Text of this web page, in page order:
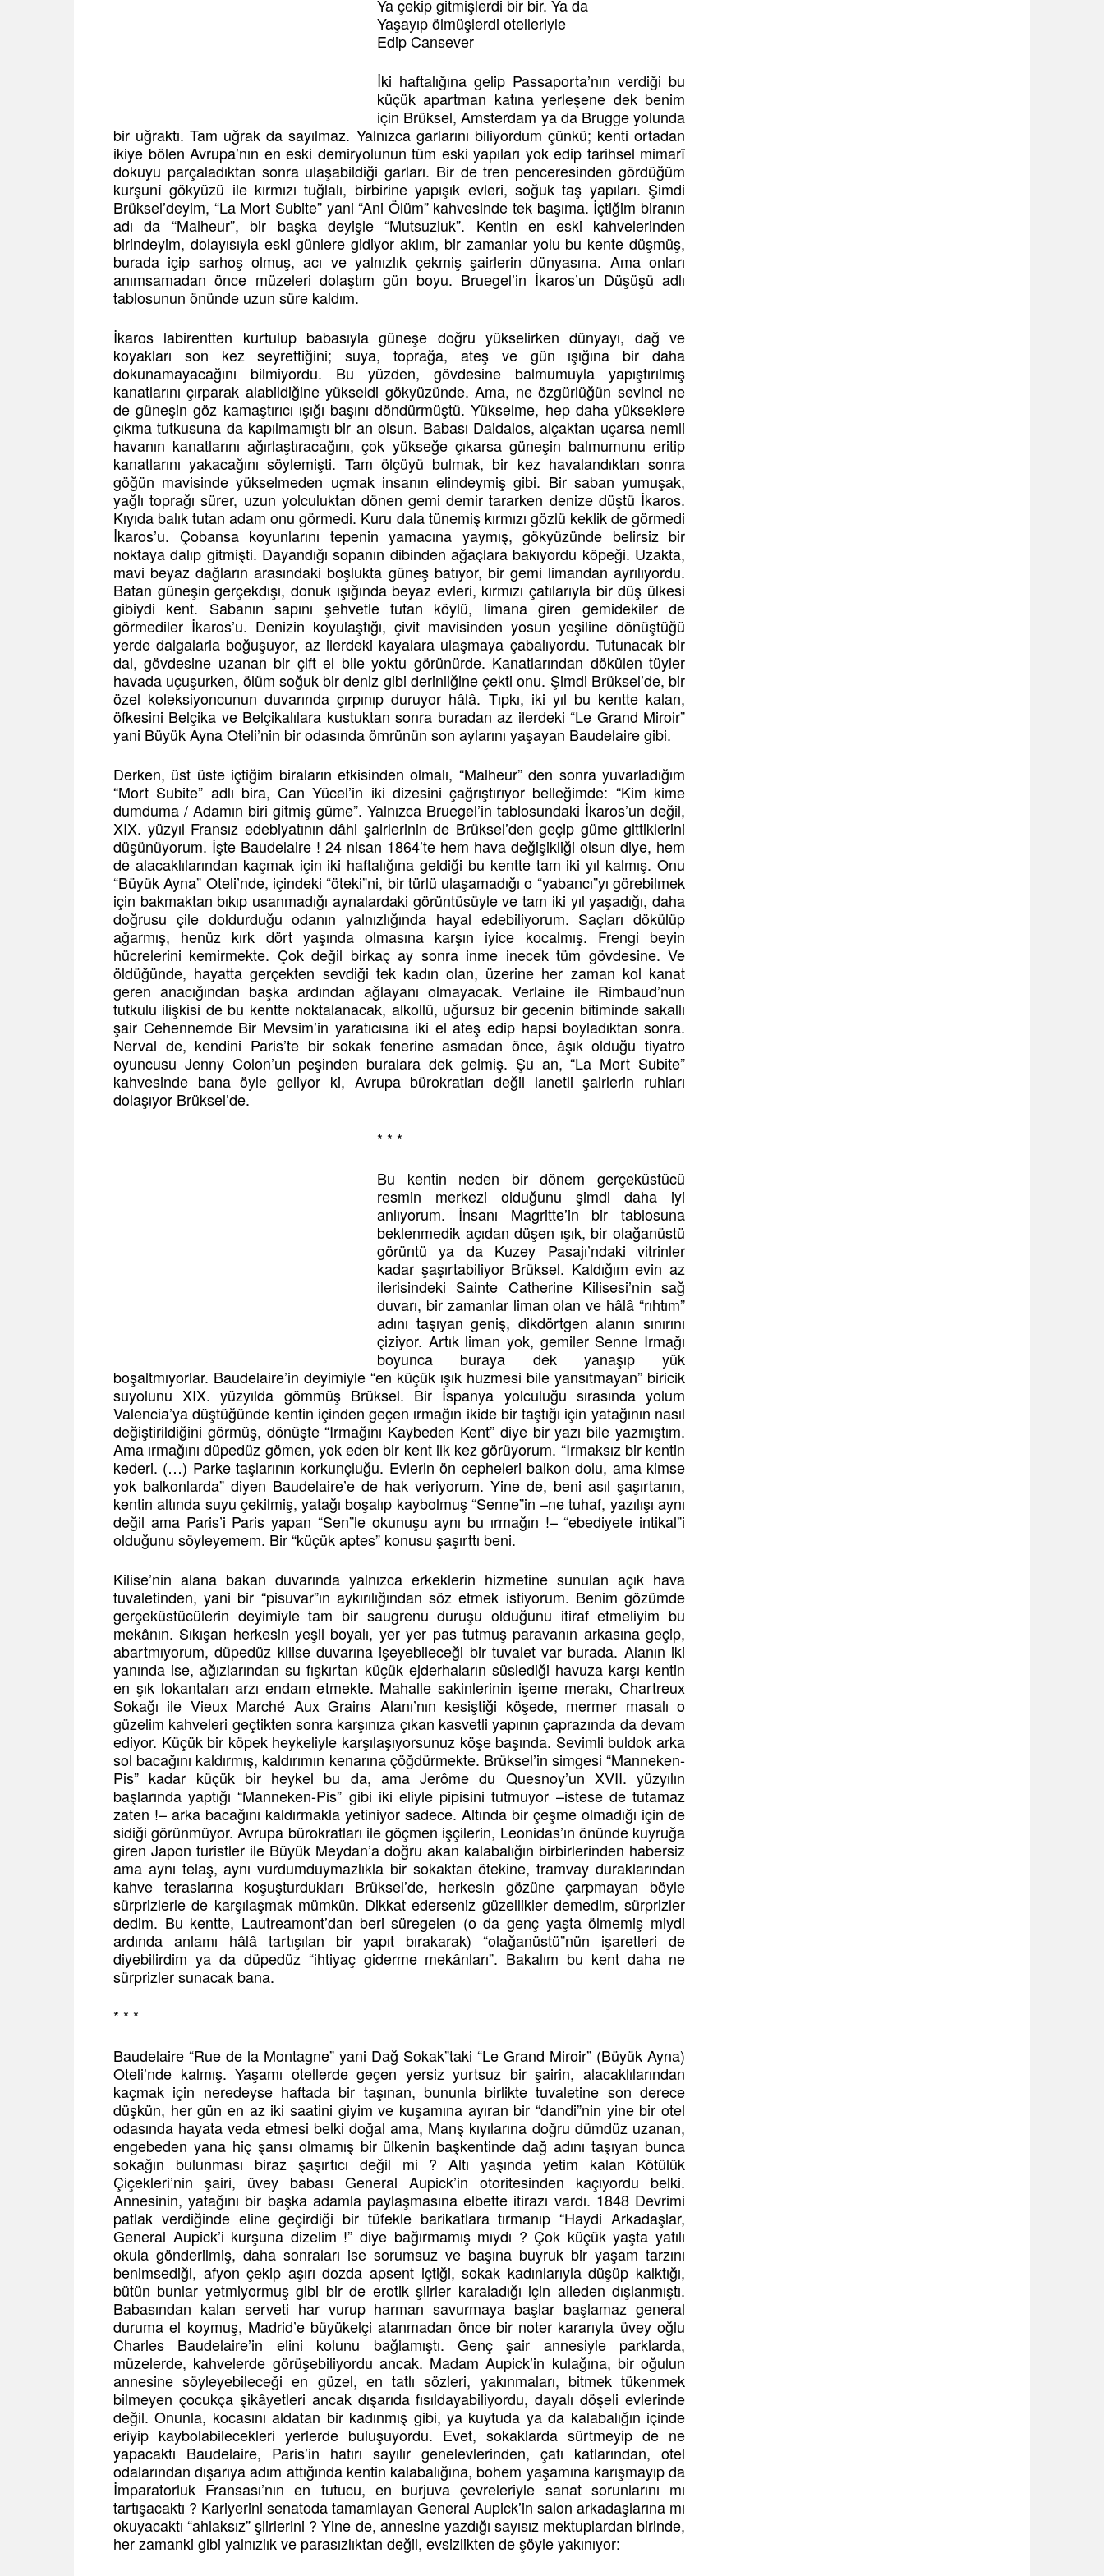
Ya çekip gitmişlerdi bir bir. Ya da
Yaşayıp ölmüşlerdi otelleriyle
Edip Cansever
İki haftalığına gelip Passaporta’nın verdiği bu
küçük apartman katına yerleşene dek benim
için Brüksel, Amsterdam ya da Brugge yolunda
bir uğraktı. Tam uğrak da sayılmaz. Yalnızca garlarını biliyordum çünkü; kenti ortadan
ikiye bölen Avrupa’nın en eski demiryolunun tüm eski yapıları yok edip tarihsel mimarî
dokuyu parçaladıktan sonra ulaşabildiği garları. Bir de tren penceresinden gördüğüm
kurşunî gökyüzü ile kırmızı tuğlalı, birbirine yapışık evleri, soğuk taş yapıları. Şimdi
Brüksel’deyim, “La Mort Subite” yani “Ani Ölüm” kahvesinde tek başıma. İçtiğim biranın
adı da “Malheur”, bir başka deyişle “Mutsuzluk”. Kentin en eski kahvelerinden
birindeyim, dolayısıyla eski günlere gidiyor aklım, bir zamanlar yolu bu kente düşmüş,
burada içip sarhoş olmuş, acı ve yalnızlık çekmiş şairlerin dünyasına. Ama onları
anımsamadan önce müzeleri dolaştım gün boyu. Bruegel’in İkaros’un Düşüşü adlı
tablosunun önünde uzun süre kaldım.
İkaros labirentten kurtulup babasıyla güneşe doğru yükselirken dünyayı, dağ ve
koyakları son kez seyrettiğini; suya, toprağa, ateş ve gün ışığına bir daha
dokunamayacağını bilmiyordu. Bu yüzden, gövdesine balmumuyla yapıştırılmış
kanatlarını çırparak alabildiğine yükseldi gökyüzünde. Ama, ne özgürlüğün sevinci ne
de güneşin göz kamaştırıcı ışığı başını döndürmüştü. Yükselme, hep daha yükseklere
çıkma tutkusuna da kapılmamıştı bir an olsun. Babası Daidalos, alçaktan uçarsa nemli
havanın kanatlarını ağırlaştıracağını, çok yükseğe çıkarsa güneşin balmumunu eritip
kanatlarını yakacağını söylemişti. Tam ölçüyü bulmak, bir kez havalandıktan sonra
göğün mavisinde yükselmeden uçmak insanın elindeymiş gibi. Bir saban yumuşak,
yağlı toprağı sürer, uzun yolculuktan dönen gemi demir tararken denize düştü İkaros.
Kıyıda balık tutan adam onu görmedi. Kuru dala tünemiş kırmızı gözlü keklik de görmedi
İkaros’u. Çobansa koyunlarını tepenin yamacına yaymış, gökyüzünde belirsiz bir
noktaya dalıp gitmişti. Dayandığı sopanın dibinden ağaçlara bakıyordu köpeği. Uzakta,
mavi beyaz dağların arasındaki boşlukta güneş batıyor, bir gemi limandan ayrılıyordu.
Batan güneşin gerçekdışı, donuk ışığında beyaz evleri, kırmızı çatılarıyla bir düş ülkesi
gibiydi kent. Sabanın sapını şehvetle tutan köylü, limana giren gemidekiler de
görmediler İkaros’u. Denizin koyulaştığı, çivit mavisinden yosun yeşiline dönüştüğü
yerde dalgalarla boğuşuyor, az ilerdeki kayalara ulaşmaya çabalıyordu. Tutunacak bir
dal, gövdesine uzanan bir çift el bile yoktu görünürde. Kanatlarından dökülen tüyler
havada uçuşurken, ölüm soğuk bir deniz gibi derinliğine çekti onu. Şimdi Brüksel’de, bir
özel koleksiyoncunun duvarında çırpınıp duruyor hâlâ. Tıpkı, iki yıl bu kentte kalan,
öfkesini Belçika ve Belçikalılara kustuktan sonra buradan az ilerdeki “Le Grand Miroir”
yani Büyük Ayna Oteli’nin bir odasında ömrünün son aylarını yaşayan Baudelaire gibi.
Derken, üst üste içtiğim biraların etkisinden olmalı, “Malheur” den sonra yuvarladığım
“Mort Subite” adlı bira, Can Yücel’in iki dizesini çağrıştırıyor belleğimde: “Kim kime
dumduma / Adamın biri gitmiş güme”. Yalnızca Bruegel’in tablosundaki İkaros’un değil,
XIX. yüzyıl Fransız edebiyatının dâhi şairlerinin de Brüksel’den geçip güme gittiklerini
düşünüyorum. İşte Baudelaire ! 24 nisan 1864’te hem hava değişikliği olsun diye, hem
de alacaklılarından kaçmak için iki haftalığına geldiği bu kentte tam iki yıl kalmış. Onu
“Büyük Ayna” Oteli’nde, içindeki “öteki”ni, bir türlü ulaşamadığı o “yabancı”yı görebilmek
için bakmaktan bıkıp usanmadığı aynalardaki görüntüsüyle ve tam iki yıl yaşadığı, daha
doğrusu çile doldurduğu odanın yalnızlığında hayal edebiliyorum. Saçları dökülüp
ağarmış, henüz kırk dört yaşında olmasına karşın iyice kocalmış. Frengi beyin
hücrelerini kemirmekte. Çok değil birkaç ay sonra inme inecek tüm gövdesine. Ve
öldüğünde, hayatta gerçekten sevdiği tek kadın olan, üzerine her zaman kol kanat
geren anacığından başka ardından ağlayanı olmayacak. Verlaine ile Rimbaud’nun
tutkulu ilişkisi de bu kentte noktalanacak, alkollü, uğursuz bir gecenin bitiminde sakallı
şair Cehennemde Bir Mevsim’in yaratıcısına iki el ateş edip hapsi boyladıktan sonra.
Nerval de, kendini Paris’te bir sokak fenerine asmadan önce, âşık olduğu tiyatro
oyuncusu Jenny Colon’un peşinden buralara dek gelmiş. Şu an, “La Mort Subite”
kahvesinde bana öyle geliyor ki, Avrupa bürokratları değil lanetli şairlerin ruhları
dolaşıyor Brüksel’de.
* * *
Bu kentin neden bir dönem gerçeküstücü
resmin merkezi olduğunu şimdi daha iyi
anlıyorum. İnsanı Magritte’in bir tablosuna
beklenmedik açıdan düşen ışık, bir olağanüstü
görüntü ya da Kuzey Pasajı’ndaki vitrinler
kadar şaşırtabiliyor Brüksel. Kaldığım evin az
ilerisindeki Sainte Catherine Kilisesi’nin sağ
duvarı, bir zamanlar liman olan ve hâlâ “rıhtım”
adını taşıyan geniş, dikdörtgen alanın sınırını
çiziyor. Artık liman yok, gemiler Senne Irmağı
boyunca buraya dek yanaşıp yük
boşaltmıyorlar. Baudelaire’in deyimiyle “en küçük ışık huzmesi bile yansıtmayan” biricik
suyolunu XIX. yüzyılda gömmüş Brüksel. Bir İspanya yolculuğu sırasında yolum
Valencia’ya düştüğünde kentin içinden geçen ırmağın ikide bir taştığı için yatağının nasıl
değiştirildiğini görmüş, dönüşte “Irmağını Kaybeden Kent” diye bir yazı bile yazmıştım.
Ama ırmağını düpedüz gömen, yok eden bir kent ilk kez görüyorum. “Irmaksız bir kentin
kederi. (…) Parke taşlarının korkunçluğu. Evlerin ön cepheleri balkon dolu, ama kimse
yok balkonlarda” diyen Baudelaire’e de hak veriyorum. Yine de, beni asıl şaşırtanın,
kentin altında suyu çekilmiş, yatağı boşalıp kaybolmuş “Senne”in –ne tuhaf, yazılışı aynı
değil ama Paris’i Paris yapan “Sen”le okunuşu aynı bu ırmağın !– “ebediyete intikal”i
olduğunu söyleyemem. Bir “küçük aptes” konusu şaşırttı beni.
Kilise’nin alana bakan duvarında yalnızca erkeklerin hizmetine sunulan açık hava
tuvaletinden, yani bir “pisuvar”ın aykırılığından söz etmek istiyorum. Benim gözümde
gerçeküstücülerin deyimiyle tam bir saugrenu duruşu olduğunu itiraf etmeliyim bu
mekânın. Sıkışan herkesin yeşil boyalı, yer yer pas tutmuş paravanın arkasına geçip,
abartmıyorum, düpedüz kilise duvarına işeyebileceği bir tuvalet var burada. Alanın iki
yanında ise, ağızlarından su fışkırtan küçük ejderhaların süslediği havuza karşı kentin
en şık lokantaları arzı endam etmekte. Mahalle sakinlerinin işeme merakı, Chartreux
Sokağı ile Vieux Marché Aux Grains Alanı’nın kesiştiği köşede, mermer masalı o
güzelim kahveleri geçtikten sonra karşınıza çıkan kasvetli yapının çaprazında da devam
ediyor. Küçük bir köpek heykeliyle karşılaşıyorsunuz köşe başında. Sevimli buldok arka
sol bacağını kaldırmış, kaldırımın kenarına çöğdürmekte. Brüksel’in simgesi “Manneken-
Pis” kadar küçük bir heykel bu da, ama Jerôme du Quesnoy’un XVII. yüzyılın
başlarında yaptığı “Manneken-Pis” gibi iki eliyle pipisini tutmuyor –istese de tutamaz
zaten !– arka bacağını kaldırmakla yetiniyor sadece. Altında bir çeşme olmadığı için de
sidiği görünmüyor. Avrupa bürokratları ile göçmen işçilerin, Leonidas’ın önünde kuyruğa
giren Japon turistler ile Büyük Meydan’a doğru akan kalabalığın birbirlerinden habersiz
ama aynı telaş, aynı vurdumduymazlıkla bir sokaktan ötekine, tramvay duraklarından
kahve teraslarına koşuşturdukları Brüksel’de, herkesin gözüne çarpmayan böyle
sürprizlerle de karşılaşmak mümkün. Dikkat ederseniz güzellikler demedim, sürprizler
dedim. Bu kentte, Lautreamont’dan beri süregelen (o da genç yaşta ölmemiş miydi
ardında anlamı hâlâ tartışılan bir yapıt bırakarak) “olağanüstü”nün işaretleri de
diyebilirdim ya da düpedüz “ihtiyaç giderme mekânları”. Bakalım bu kent daha ne
sürprizler sunacak bana.
* * *
Baudelaire “Rue de la Montagne” yani Dağ Sokak”taki “Le Grand Miroir” (Büyük Ayna)
Oteli’nde kalmış. Yaşamı otellerde geçen yersiz yurtsuz bir şairin, alacaklılarından
kaçmak için neredeyse haftada bir taşınan, bununla birlikte tuvaletine son derece
düşkün, her gün en az iki saatini giyim ve kuşamına ayıran bir “dandi”nin yine bir otel
odasında hayata veda etmesi belki doğal ama, Manş kıyılarına doğru dümdüz uzanan,
engebeden yana hiç şansı olmamış bir ülkenin başkentinde dağ adını taşıyan bunca
sokağın bulunması biraz şaşırtıcı değil mi ? Altı yaşında yetim kalan Kötülük
Çiçekleri’nin şairi, üvey babası General Aupick’in otoritesinden kaçıyordu belki.
Annesinin, yatağını bir başka adamla paylaşmasına elbette itirazı vardı. 1848 Devrimi
patlak verdiğinde eline geçirdiği bir tüfekle barikatlara tırmanıp “Haydi Arkadaşlar,
General Aupick’i kurşuna dizelim !” diye bağırmamış mıydı ? Çok küçük yaşta yatılı
okula gönderilmiş, daha sonraları ise sorumsuz ve başına buyruk bir yaşam tarzını
benimsediği, afyon çekip aşırı dozda apsent içtiği, sokak kadınlarıyla düşüp kalktığı,
bütün bunlar yetmiyormuş gibi bir de erotik şiirler karaladığı için aileden dışlanmıştı.
Babasından kalan serveti har vurup harman savurmaya başlar başlamaz general
duruma el koymuş, Madrid’e büyükelçi atanmadan önce bir noter kararıyla üvey oğlu
Charles Baudelaire’in elini kolunu bağlamıştı. Genç şair annesiyle parklarda,
müzelerde, kahvelerde görüşebiliyordu ancak. Madam Aupick’in kulağına, bir oğulun
annesine söyleyebileceği en güzel, en tatlı sözleri, yakınmaları, bitmek tükenmek
bilmeyen çocukça şikâyetleri ancak dışarıda fısıldayabiliyordu, dayalı döşeli evlerinde
değil. Onunla, kocasını aldatan bir kadınmış gibi, ya kuytuda ya da kalabalığın içinde
eriyip kaybolabilecekleri yerlerde buluşuyordu. Evet, sokaklarda sürtmeyip de ne
yapacaktı Baudelaire, Paris’in hatırı sayılır genelevlerinden, çatı katlarından, otel
odalarından dışarıya adım attığında kentin kalabalığına, bohem yaşamına karışmayıp da
İmparatorluk Fransası’nın en tutucu, en burjuva çevreleriyle sanat sorunlarını mı
tartışacaktı ? Kariyerini senatoda tamamlayan General Aupick’in salon arkadaşlarına mı
okuyacaktı “ahlaksız” şiirlerini ? Yine de, annesine yazdığı sayısız mektuplardan birinde,
her zamanki gibi yalnızlık ve parasızlıktan değil, evsizlikten de şöyle yakınıyor: